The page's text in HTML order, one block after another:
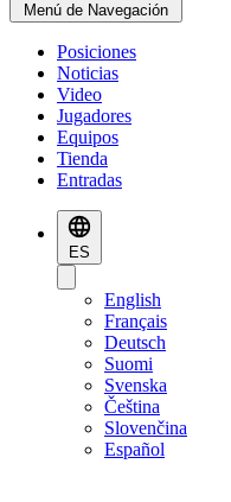
Menú de Navegación
Posiciones
Noticias
Video
Jugadores
Equipos
Tienda
Entradas
ES
English
Français
Deutsch
Suomi
Svenska
Čeština
Slovenčina
Español